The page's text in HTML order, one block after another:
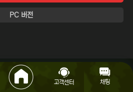
PC 버전
고객센터 채팅